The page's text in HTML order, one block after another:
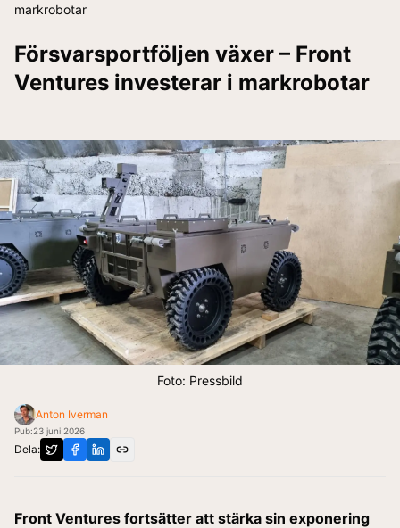
markrobotar
Försvarsportföljen växer – Front
Ventures investerar i markrobotar
Foto: Pressbild
Anton Iverman
Pub:23 juni 2026
Dela:
Front Ventures fortsätter att stärka sin exponering